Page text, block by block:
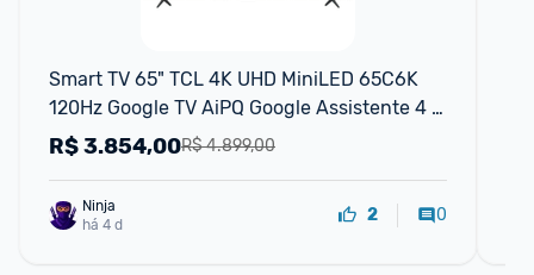
Smart TV 65" TCL 4K UHD MiniLED 65C6K
120Hz Google TV AiPQ Google Assistente 4
HDMI 2 USB
R$ 4.899,00
R$3.854,00
há 4 d
2 0